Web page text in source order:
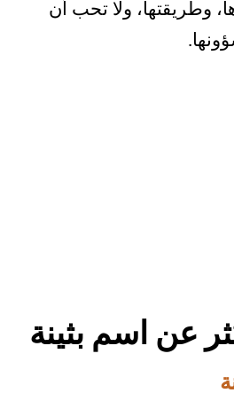
وطريقتها، ولا تحب أن
عن اسم بثينة